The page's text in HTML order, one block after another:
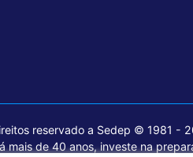
reservado a Sedep © 1981 -
mais de 40 anos, investe na